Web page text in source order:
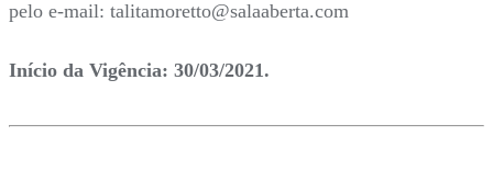
pelo e-mail: talitamoretto@salaaberta.com
Início da Vigência: 30/03/2021.